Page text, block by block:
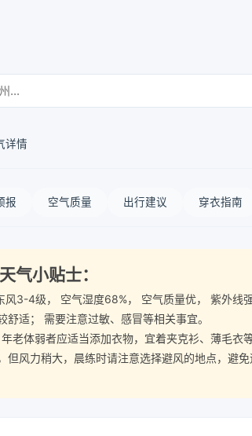
详情
报 空气质量 出行建议 穿衣指南
气小贴士：
3-4级， 空气湿度68%， 空气质量优， 紫外线
适； 需要注意过敏、感冒等相关事宜。
体弱者应适当添加衣物，宜着夹克衫、薄毛衣
但风力稍大，晨练时请注意选择避风的地点，